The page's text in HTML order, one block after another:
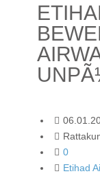
0
Etihad